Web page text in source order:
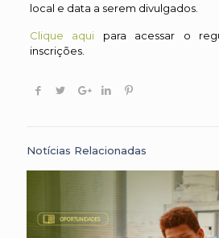
local e data a serem divulgados.
Clique aqui para acessar o
inscrições.
Notícias Relacionadas